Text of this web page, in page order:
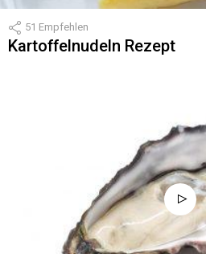
51 Empfehlen
Kartoffelnudeln Rezept